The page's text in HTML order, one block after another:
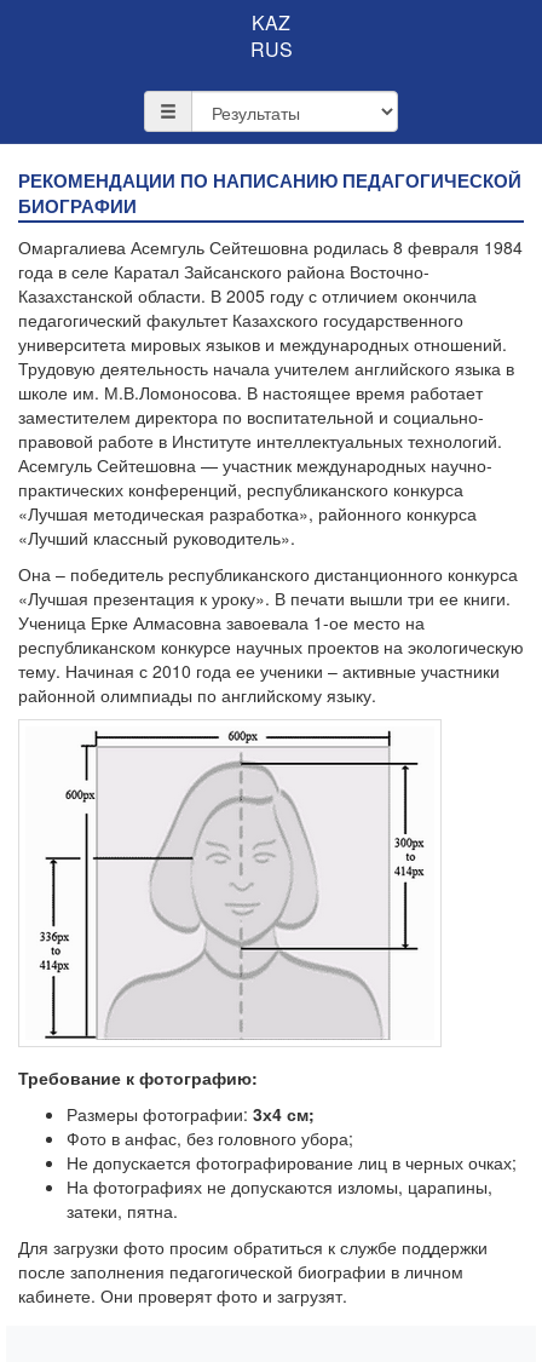
KAZ
RUS
РЕКОМЕНДАЦИИ ПО НАПИСАНИЮ ПЕДАГОГИЧЕСКОЙ
БИОГРАФИИ
Омаргалиева Асемгуль Сейтешовна родилась 8 февраля 1984
года в селе Каратал Зайсанского района Восточно-
Казахстанской области. В 2005 году с отличием окончила
педагогический факультет Казахского государственного
университета мировых языков и международных отношений.
Трудовую деятельность начала учителем английского языка в
школе им. М.В.Ломоносова. В настоящее время работает
заместителем директора по воспитательной и социально-
правовой работе в Институте интеллектуальных технологий.
Асемгуль Сейтешовна — участник международных научно-
практических конференций, республиканского конкурса
«Лучшая методическая разработка», районного конкурса
«Лучший классный руководитель».
Она – победитель республиканского дистанционного конкурса
«Лучшая презентация к уроку». В печати вышли три ее книги.
Ученица Ерке Алмасовна завоевала 1-ое место на
республиканском конкурсе научных проектов на экологическую
тему. Начиная с 2010 года ее ученики – активные участники
районной олимпиады по английскому языку.
Требование к фотографию:
Размеры фотографии: 3х4 см;
Фото в анфас, без головного убора;
Не допускается фотографирование лиц в черных очках;
На фотографиях не допускаются изломы, царапины,
затеки, пятна.
Для загрузки фото просим обратиться к службе поддержки
после заполнения педагогической биографии в личном
кабинете. Они проверят фото и загрузят.